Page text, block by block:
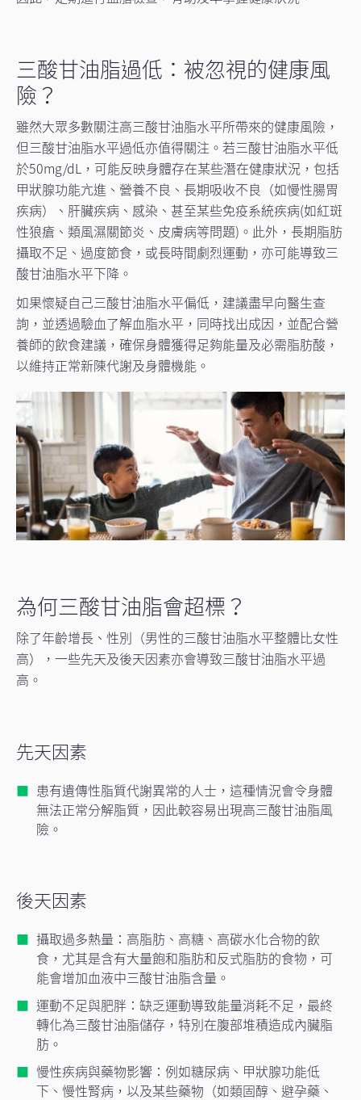
三酸甘油脂過低：被忽視的健康風
險？
雖然大眾多數關注高三酸甘油脂水平所帶來的健康風險，
但三酸甘油脂水平過低亦值得關注。若三酸甘油脂水平低
於50mg/dL，可能反映身體存在某些潛在健康狀況，包括
甲狀腺功能亢進、營養不良、長期吸收不良（如慢性腸胃
疾病）、肝臟疾病、感染、甚至某些免疫系統疾病(如紅斑
性狼瘡、類風濕關節炎、皮膚病等問題)。此外，長期脂肪
攝取不足、過度節食，或長時間劇烈運動，亦可能導致三
酸甘油脂水平下降。
如果懷疑自己三酸甘油脂水平偏低，建議盡早向醫生查
詢，並透過驗血了解血脂水平，同時找出成因，並配合營
養師的飲食建議，確保身體獲得足夠能量及必需脂肪酸，
以維持正常新陳代謝及身體機能。
為何三酸甘油脂會超標？
除了年齡增長、性別（男性的三酸甘油脂水平整體比女性
高），一些先天及後天因素亦會導致三酸甘油脂水平過
高。
先天因素
患有遺傳性脂質代謝異常的人士，這種情況會令身體
無法正常分解脂質，因此較容易出現高三酸甘油脂風
險。
後天因素
攝取過多熱量：高脂肪、高糖、高碳水化合物的飲
食，尤其是含有大量飽和脂肪和反式脂肪的食物，可
能會增加血液中三酸甘油脂含量。
運動不足與肥胖：缺乏運動導致能量消耗不足，最終
轉化為三酸甘油脂儲存，特別在腹部堆積造成內臟脂
肪。
慢性疾病與藥物影響：例如糖尿病、甲狀腺功能低
下、慢性腎病，以及某些藥物（如類固醇、避孕藥、